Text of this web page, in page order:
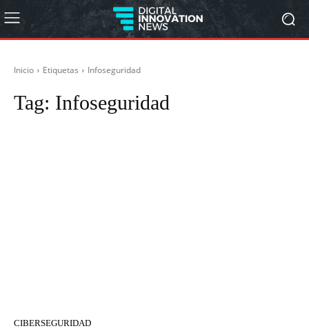
Inicio Etiquetas Infoseguridad
Tag: Infoseguridad
CIBERSEGURIDAD